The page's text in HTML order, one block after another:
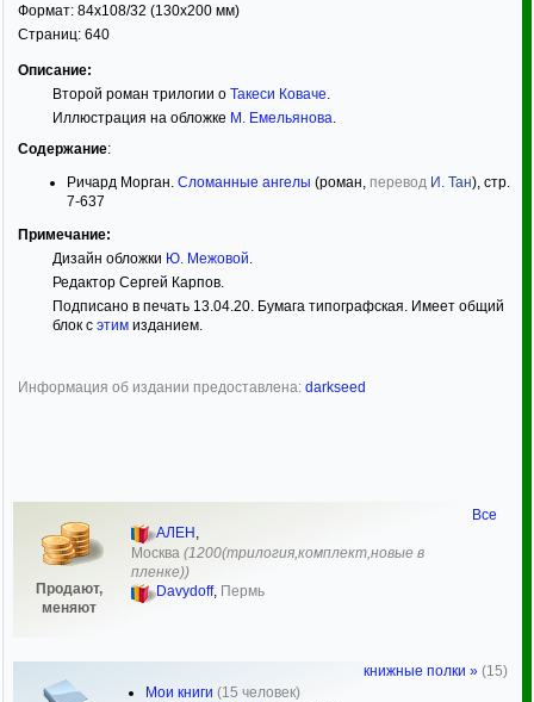
Формат: 84x108/32 (130x200 мм)
Страниц: 640
Описание:
Второй роман трилогии о Такеси Коваче
Иллюстрация на обложке М. Емельянова
Содержание:
Ричард Морган. Сломанные ангелы (роман, перевод И. Тан), стр.
7-637
Примечание:
Дизайн обложки Ю. Межовой
Редактор Сергей Карпов.
Подписано в печать 13.04.20. Бумага типографская. Имеет общий
блок с этимизданием.
Информация об издании предоставлена: darkseed
Продают,
меняют
АЛЕН ,
Москва (1200(трилогия,комплект,новые в
пленке))
Davydoff, Пермь
Мои книги (15 человек)
Все
книжные полки » (15)